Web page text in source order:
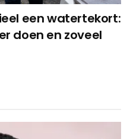
een watertekort:
doen en zoveel